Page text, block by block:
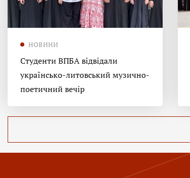
НОВИНИ
Студенти ВПБА відвідали
українсько-литовський музично-
поетичний вечір